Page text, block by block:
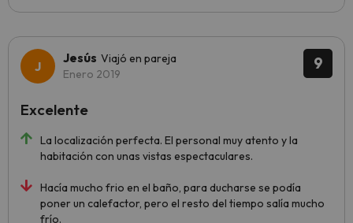
9
Jesús Viajó en pareja
Enero 2019
La localización perfecta. El personal muy atento y la
habitación con unas vistas espectaculares.
Hacía mucho frio en el baño, para ducharse se podía
poner un calefactor, pero el resto del tiempo salía mucho
frío.
Excelente